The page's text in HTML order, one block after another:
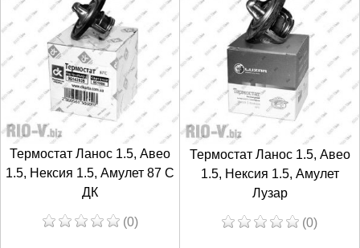
Термостат Ланос 1.5, Авео
1.5, Нексия 1.5, Амулет 87 С
ДК
(0)
Термостат Ланос 1.5, Авео
1.5, Нексия 1.5, Амулет
Лузар
(0)